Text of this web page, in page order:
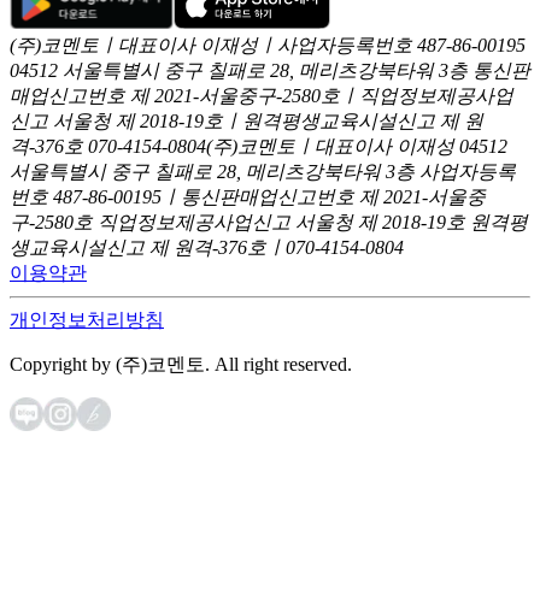
(주)코멘토ㅣ대표이사 이재성ㅣ사업자등록번호 487-86-00195
04512 서울특별시 중구 칠패로 28, 메리츠강북타워 3층 통신판
매업신고번호 제 2021-서울중구-2580호ㅣ직업정보제공사업
신고 서울청 제 2018-19호ㅣ원격평생교육시설신고 제 원
격-376호 070-4154-0804(주)코멘토ㅣ대표이사 이재성 04512
서울특별시 중구 칠패로 28, 메리츠강북타워 3층 사업자등록
번호 487-86-00195ㅣ통신판매업신고번호 제 2021-서울중
구-2580호 직업정보제공사업신고 서울청 제 2018-19호 원격평
생교육시설신고 제 원격-376호ㅣ070-4154-0804
이용약관
개인정보처리방침
Copyright by (주)코멘토. All right reserved.